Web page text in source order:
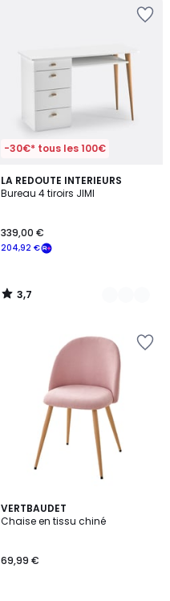
-30€* tous les 100€
LA REDOUTE INTERIEURS
Bureau 4 tiroirs JIMI
204,92 €
339,00 €
3,7
/ 5
3
Couleurs
3,7
/
VERTBAUDET
Chaise en tissu chiné
69,99 €
2
Couleurs